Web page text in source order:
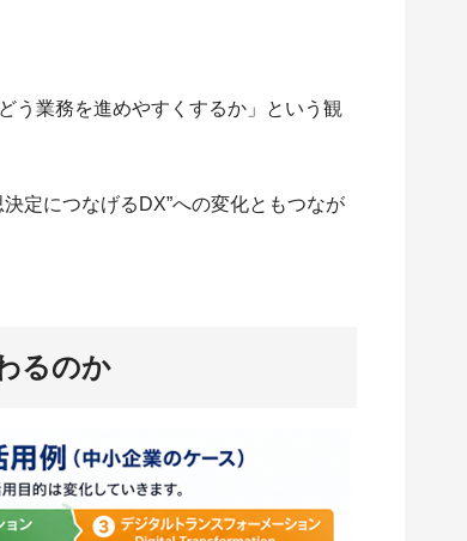
う業務を進めやすくするか」という観
定につなげるDX”への変化ともつなが
るのか